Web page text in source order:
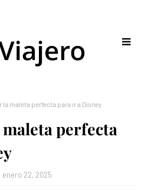
la maleta perfecta para ir a Disney
perfecta
enero 22, 2025